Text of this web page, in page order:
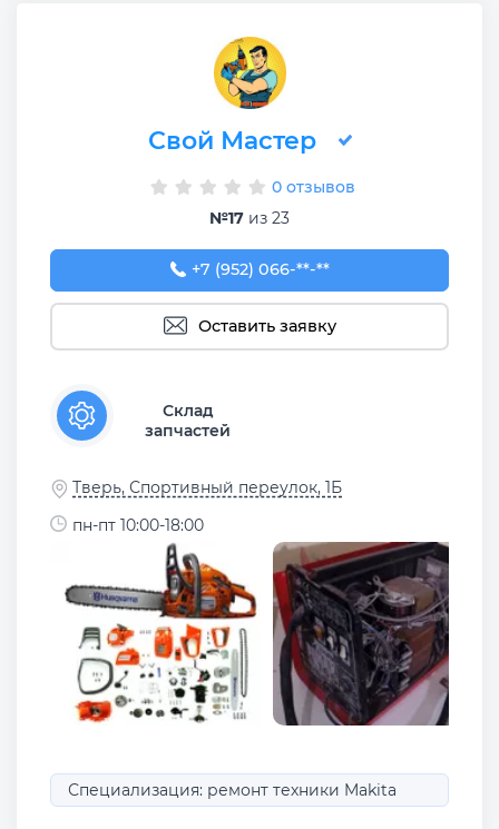
Свой Мастер
0 отзывов
№17 из 23
+7 (952) 066-42-66
+7 (952) 066-**-**
Оставить заявку
Склад
запчастей
Тверь, Спортивный переулок, 1Б
пн-пт 10:00-18:00
Специализация: ремонт техники Makita